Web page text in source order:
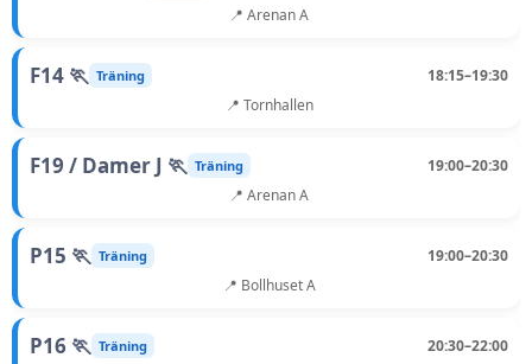
📍 Arenan A
F14 🏃 Träning
18:15–19:30
📍 Tornhallen
F19 / Damer J 🏃 Träning
19:00–20:30
📍 Arenan A
P15 🏃 Träning
19:00–20:30
📍 Bollhuset A
P16 🏃 Träning
20:30–22:00